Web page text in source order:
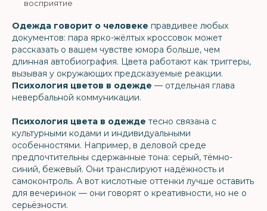
восприятие
Одежда говорит о человеке правдивее любых
документов: пара ярко-жёлтых кроссовок может
рассказать о вашем чувстве юмора больше, чем
длинная автобиография. Цвета работают как триггеры,
вызывая у окружающих предсказуемые реакции.
Психология цветов в одежде — отдельная глава
невербальной коммуникации.
Психология цвета в одежде тесно связана с
культурными кодами и индивидуальными
особенностями. Например, в деловой среде
предпочтительны сдержанные тона: серый, тёмно-
синий, бежевый. Они транслируют надёжность и
самоконтроль. А вот кислотные оттенки лучше оставить
для вечеринок — они говорят о креативности, но не о
серьёзности.